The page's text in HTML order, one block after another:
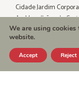
Cidade Jardim
Av. Magalhães de
05676-120
+55 11 3039.7500
Milano.ITA
Via Borgogna, 8
We are using cookies
website.
Accept Reject